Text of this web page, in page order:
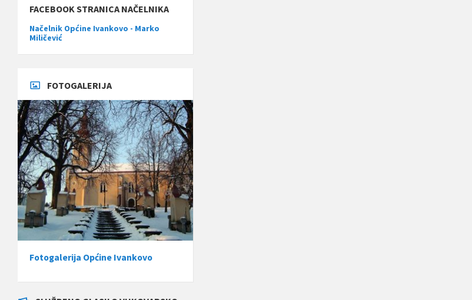
FACEBOOK STRANICA NAČELNIKA
Načelnik Općine Ivankovo - Marko
Miličević
FOTOGALERIJA
Fotogalerija Općine Ivankovo